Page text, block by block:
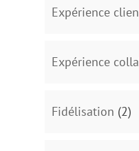
Expérience
Expérience
Fidélisation (2)